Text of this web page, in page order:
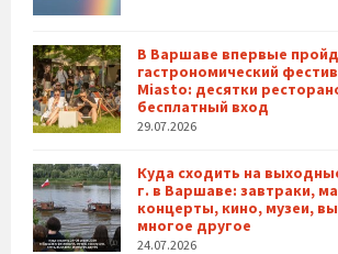
В Варшаве впервые
гастрономический
Miasto: десятки
бесплатный вход
29.07.2026
Куда сходить на
г. в Варшаве: завтраки,
концерты, кино, музеи,
многое другое
24.07.2026